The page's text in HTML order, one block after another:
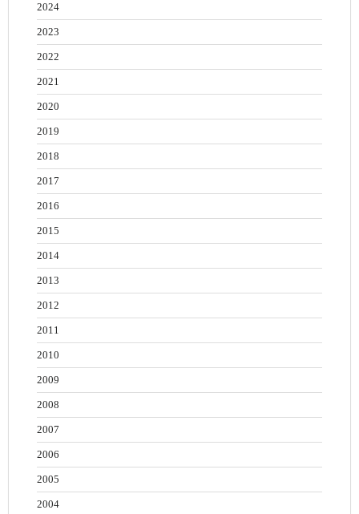
2024
2023
2022
2021
2020
2019
2018
2017
2016
2015
2014
2013
2012
2011
2010
2009
2008
2007
2006
2005
2004